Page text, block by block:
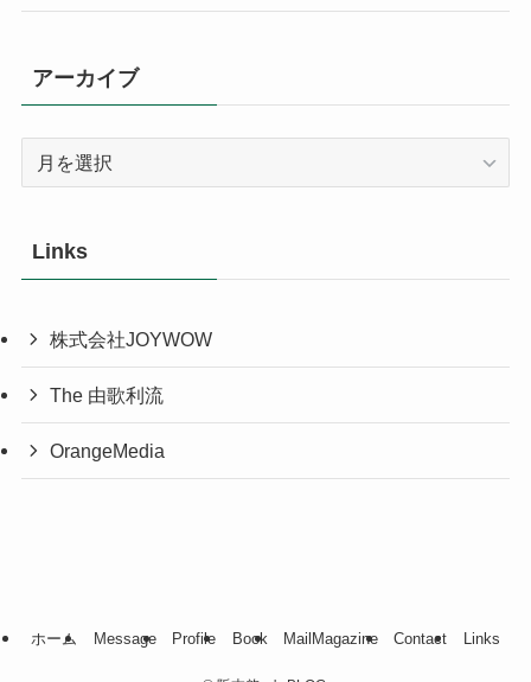
アーカイブ
イ
Links
株式会社JOYWOW
The 由歌利流
OrangeMedia
ホーム Message Profile Book MailMagazine Contact Links